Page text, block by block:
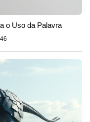
o Uso da Palavra